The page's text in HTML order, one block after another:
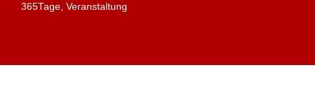
365Tage Veranstaltung